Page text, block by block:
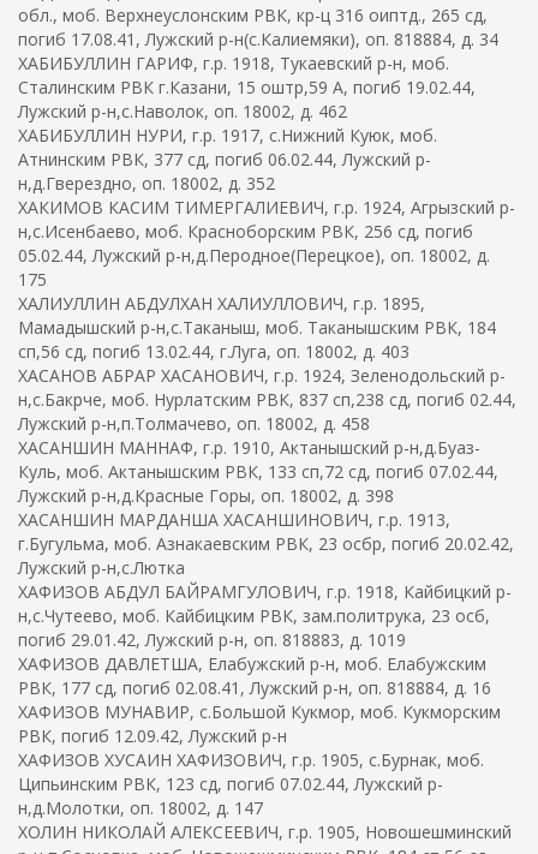
обл., моб. Верхнеуслонским РВК, кр-ц 316 оиптд., 265 сд,
погиб 17.08.41, Лужский р-н(с.Калиемяки), оп. 818884, д. 34
ХАБИБУЛЛИН ГАРИФ, г.р. 1918, Тукаевский р-н, моб.
Сталинским РВК г.Казани, 15 оштр,59 А, погиб 19.02.44,
Лужский р-н,с.Наволок, оп. 18002, д. 462
ХАБИБУЛЛИН НУРИ, г.р. 1917, с.Нижний Куюк, моб.
Атнинским РВК, 377 сд, погиб 06.02.44, Лужский р-
н,д.Гверездно, оп. 18002, д. 352
ХАКИМОВ КАСИМ ТИМЕРГАЛИЕВИЧ, г.р. 1924, Агрызский р-
н,с.Исенбаево, моб. Красноборским РВК, 256 сд, погиб
05.02.44, Лужский р-н,д.Перодное(Перецкое), оп. 18002, д.
175
ХАЛИУЛЛИН АБДУЛХАН ХАЛИУЛЛОВИЧ, г.р. 1895,
Мамадышский р-н,с.Таканыш, моб. Таканышским РВК, 184
сп,56 сд, погиб 13.02.44, г.Луга, оп. 18002, д. 403
ХАСАНОВ АБРАР ХАСАНОВИЧ, г.р. 1924, Зеленодольский р-
н,с.Бакрче, моб. Нурлатским РВК, 837 сп,238 сд, погиб 02.44,
Лужский р-н,п.Толмачево, оп. 18002, д. 458
ХАСАНШИН МАННАФ, г.р. 1910, Актанышский р-н,д.Буаз-
Куль, моб. Актанышским РВК, 133 сп,72 сд, погиб 07.02.44,
Лужский р-н,д.Красные Горы, оп. 18002, д. 398
ХАСАНШИН МАРДАНША ХАСАНШИНОВИЧ, г.р. 1913,
г.Бугульма, моб. Азнакаевским РВК, 23 осбр, погиб 20.02.42,
Лужский р-н,с.Лютка
ХАФИЗОВ АБДУЛ БАЙРАМГУЛОВИЧ, г.р. 1918, Кайбицкий р-
н,с.Чутеево, моб. Кайбицким РВК, зам.политрука, 23 осб,
погиб 29.01.42, Лужский р-н, оп. 818883, д. 1019
ХАФИЗОВ ДАВЛЕТША, Елабужский р-н, моб. Елабужским
РВК, 177 сд, погиб 02.08.41, Лужский р-н, оп. 818884, д. 16
ХАФИЗОВ МУНАВИР, с.Большой Кукмор, моб. Кукморским
РВК, погиб 12.09.42, Лужский р-н
ХАФИЗОВ ХУСАИН ХАФИЗОВИЧ, г.р. 1905, с.Бурнак, моб.
Ципьинским РВК, 123 сд, погиб 07.02.44, Лужский р-
н,д.Молотки, оп. 18002, д. 147
ХОЛИН НИКОЛАЙ АЛЕКСЕЕВИЧ, г.р. 1905, Новошешминский